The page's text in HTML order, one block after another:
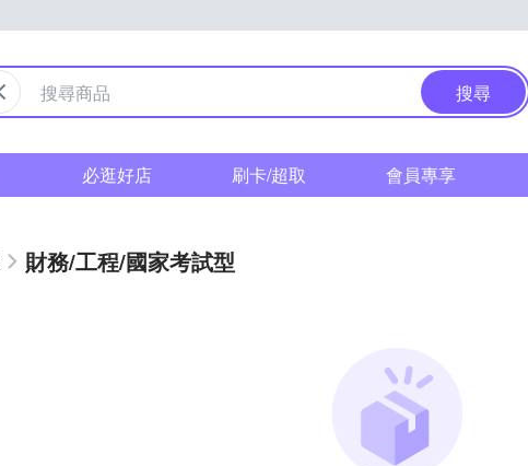
搜尋
必逛好店 刷卡/超取 會員專享
財務/工程/國家考試型